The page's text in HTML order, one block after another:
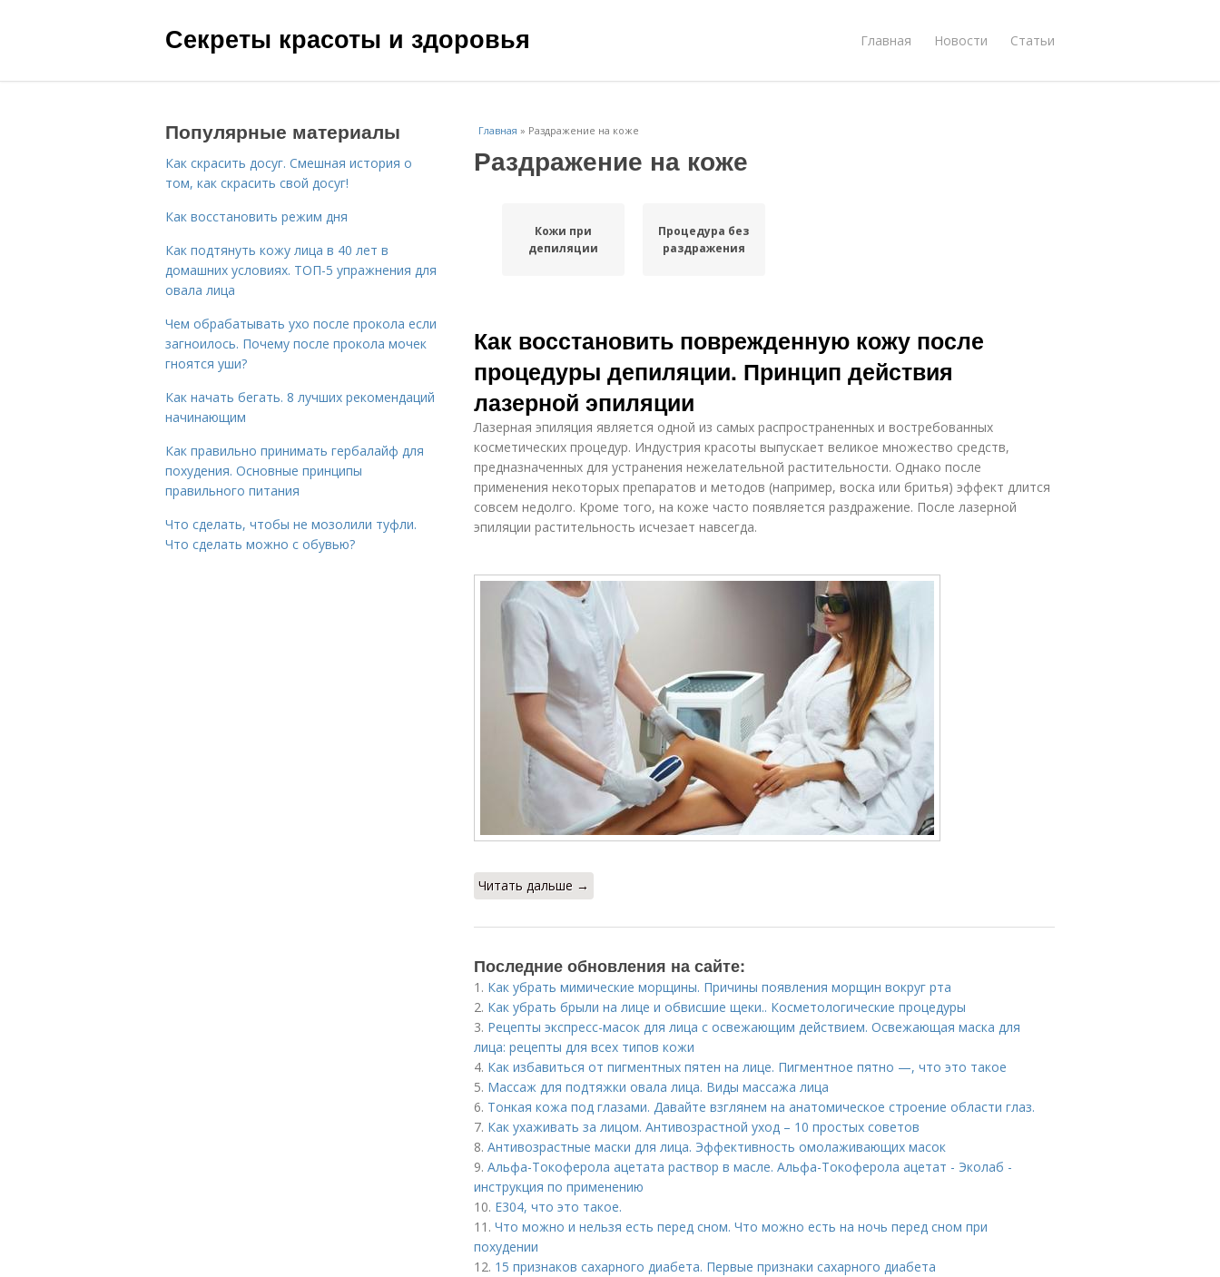
Секреты красоты и здоровья Главная Новости Статьи
Главная » Раздражение на коже
Раздражение на коже
Кожи при
депиляции
Процедура без
раздражения
Как восстановить поврежденную кожу после
процедуры депиляции. Принцип действия
лазерной эпиляции
Лазерная эпиляция является одной из самых распространенных и востребованных
косметических процедур. Индустрия красоты выпускает великое множество средств,
предназначенных для устранения нежелательной растительности. Однако после
применения некоторых препаратов и методов (например, воска или бритья) эффект длится
совсем недолго. Кроме того, на коже часто появляется раздражение. После лазерной
эпиляции растительность исчезает навсегда.
Читать дальше →
Последние обновления на сайте:
1. Как убрать мимические морщины. Причины появления морщин вокруг рта
2. Как убрать брыли на лице и обвисшие щеки.. Косметологические процедуры
3. Рецепты экспресс-масок для лица с освежающим действием. Освежающая маска для
лица: рецепты для всех типов кожи
4. Как избавиться от пигментных пятен на лице. Пигментное пятно —, что это такое
5. Массаж для подтяжки овала лица. Виды массажа лица
6. Тонкая кожа под глазами. Давайте взглянем на анатомическое строение области глаз.
7. Как ухаживать за лицом. Антивозрастной уход – 10 простых советов
8. Антивозрастные маски для лица. Эффективность омолаживающих масок
9. Альфа-Токоферола ацетата раствор в масле. Альфа-Токоферола ацетат - Эколаб -
инструкция по применению
10. Е304, что это такое.
11. Что можно и нельзя есть перед сном. Что можно есть на ночь перед сном при
похудении
12. 15 признаков сахарного диабета. Первые признаки сахарного диабета
Популярные материалы
Как скрасить досуг. Смешная история о
том, как скрасить свой досуг!
Как восстановить режим дня
Как подтянуть кожу лица в 40 лет в
домашних условиях. ТОП-5 упражнения для
овала лица
Чем обрабатывать ухо после прокола если
загноилось. Почему после прокола мочек
гноятся уши?
Как начать бегать. 8 лучших рекомендаций
начинающим
Как правильно принимать гербалайф для
похудения. Основные принципы
правильного питания
Что сделать, чтобы не мозолили туфли.
Что сделать можно с обувью?